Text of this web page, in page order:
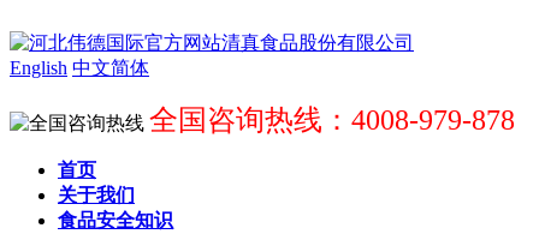
English 中文简体
全国咨询热线：4008-979-878
首页
关于我们
食品安全知识